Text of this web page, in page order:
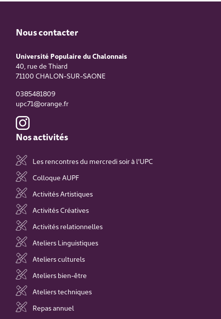
Nous contacter
Université Populaire du Chalonnais
40, rue de Thiard
71100 CHALON-SUR-SAONE
0385481809
upc71@orange.fr
Nos activités
Les rencontres du mercredi soir à l'UPC
Colloque AUPF
Activités Artistiques
Activités Créatives
Activités relationnelles
Ateliers Linguistiques
Ateliers culturels
Ateliers bien-être
Ateliers techniques
Repas annuel